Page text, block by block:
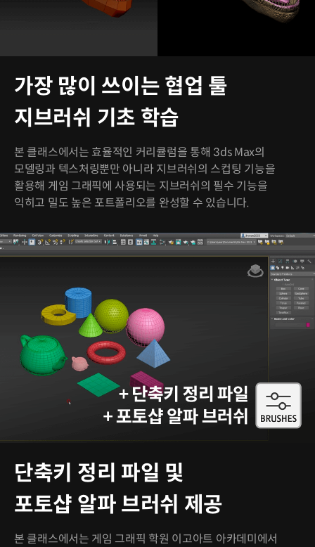
가장 많이 쓰이는 협업 툴
지브러쉬 기초 학습
본 클래스에서는 효율적인 커리큘럼을 통해 3ds Max의
모델링과 텍스처링뿐만 아니라 지브러쉬의 스컵팅 기능을
활용해 게임 그래픽에 사용되는 지브러쉬의 필수 기능을
익히고 밀도 높은 포트폴리오를 완성할 수 있습니다.
단축키 정리 파일 및
포토샵 알파 브러쉬 제공
본 클래스에서는 게임 그래픽 학원 이고아트 아카데미에서